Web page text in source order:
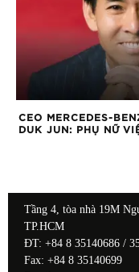
CEO MERCEDES-
DUK JUN: PHỤ NỮ
Tầng 4, tòa nhà 19M
TP.HCM
ĐT: +84 8 35140686 /
Fax: +84 8 35140699